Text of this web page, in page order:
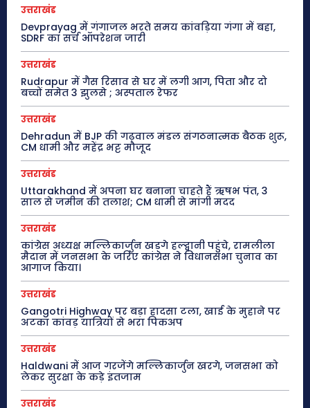
उत्तराखंड
Devprayag में गंगाजल भरते समय कांवड़िया गंगा में बहा,
SDRF का सर्च ऑपरेशन जारी
उत्तराखंड
Rudrapur में गैस रिसाव से घर में लगी आग, पिता और दो
बच्चों समेत 3 झुलसे ; अस्पताल रेफर
उत्तराखंड
Dehradun में BJP की गढ़वाल मंडल संगठनात्मक बैठक शुरू,
CM धामी और महेंद्र भट्ट मौजूद
उत्तराखंड
Uttarakhand में अपना घर बनाना चाहते हैं ऋषभ पंत, 3
साल से जमीन की तलाश; CM धामी से मांगी मदद
उत्तराखंड
कांग्रेस अध्यक्ष मल्लिकार्जुन खड़गे हल्द्वानी पहुंचे, रामलीला
मैदान में जनसभा के जरिए कांग्रेस ने विधानसभा चुनाव का
आगाज किया।
उत्तराखंड
Gangotri Highway पर बड़ा हादसा टला, खाई के मुहाने पर
अटका कांवड़ यात्रियों से भरा पिकअप
उत्तराखंड
Haldwani में आज गरजेंगे मल्लिकार्जुन खरगे, जनसभा को
लेकर सुरक्षा के कड़े इंतजाम
उत्तराखंड